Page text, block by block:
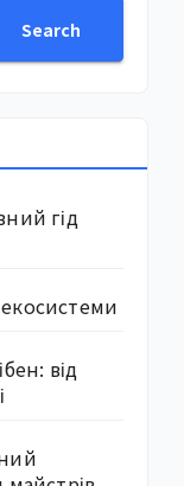
Search
гід
від